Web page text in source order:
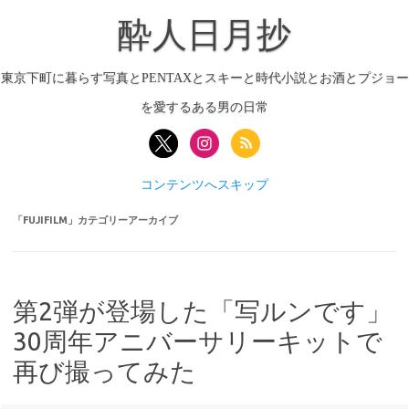
酔人日月抄
東京下町に暮らす写真とPENTAXとスキーと時代小説とお酒とプジョー
を愛するある男の日常
コンテンツへスキップ
「FUJIFILM 」カテゴリーアーカイブ
第2弾が登場した「写ルンです」
30周年アニバーサリーキットで
再び撮ってみた